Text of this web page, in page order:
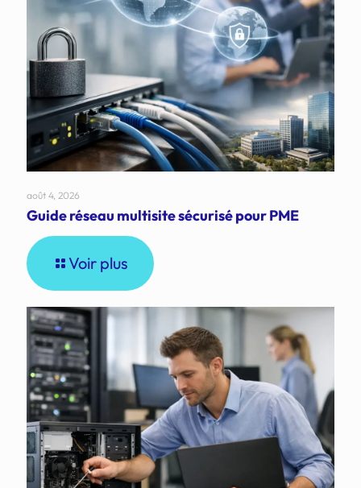
août 4, 2026
Guide réseau multisite sécurisé pour PME
Voir plus